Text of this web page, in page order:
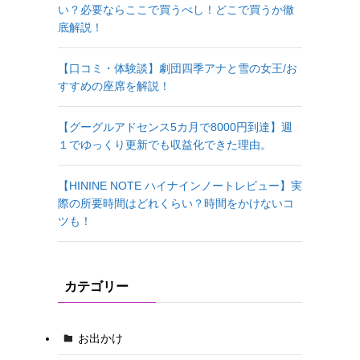
い？必要ならここで買うべし！どこで買うか徹
底解説！
【口コミ・体験談】劇団四季アナと雪の女王/お
すすめの座席を解説！
【グーグルアドセンス5カ月で8000円到達】週
１でゆっくり更新でも収益化できた理由。
【HININE NOTE ハイナインノートレビュー】実
際の所要時間はどれくらい？時間をかけないコ
ツも！
カテゴリー
お出かけ